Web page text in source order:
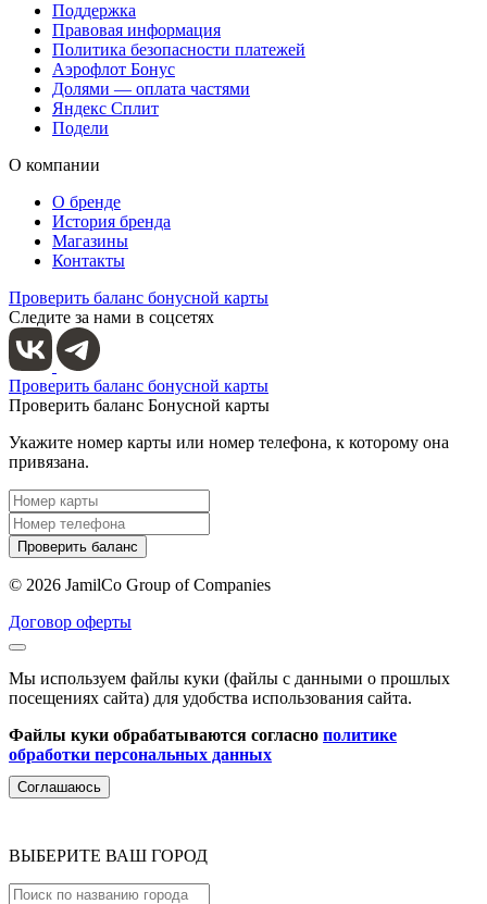
Поддержка
Правовая информация
Политика безопасности платежей
Аэрофлот Бонус
Долями — оплата частями
Яндекс Сплит
Подели
О компании
О бренде
История бренда
Магазины
Контакты
Проверить баланс бонусной карты
Следите за нами в соцсетях
Проверить баланс бонусной карты
Проверить баланс Бонусной карты
Укажите номер карты или номер телефона, к которому она
привязана.
Проверить баланс
© 2026 JamilCo Group of Companies
Договор оферты
Мы используем файлы куки (файлы с данными о прошлых
посещениях сайта) для удобства использования сайта.
Файлы куки обрабатываются согласно политике
обработки персональных данных
Соглашаюсь
ВЫБЕРИТЕ ВАШ ГОРОД